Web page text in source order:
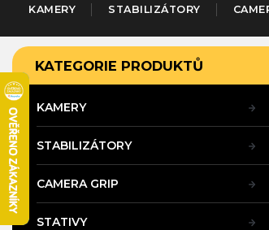
KAMERY STABILIZÁTORY
P
o
s
t
r
a
n
n
í
p
Přeskočit
kategorie
KATEGORIE PRODUKTŮ
KAMERY
STABILIZÁTORY
CAMERA GRIP
STATIVY